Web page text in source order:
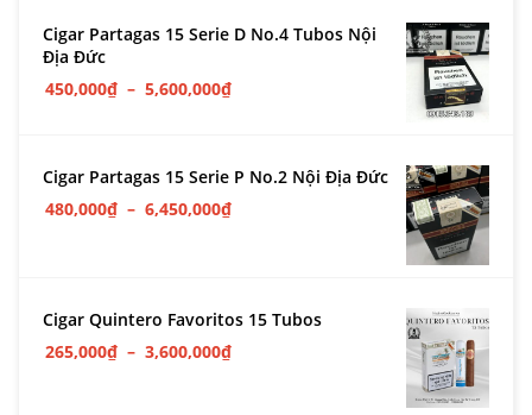
Cigar Partagas 15 Serie D No.4 Tubos Nội
Địa Đức
450,000₫ – 5,600,000₫
Cigar Partagas 15 Serie P No.2 Nội Địa Đức
480,000₫ – 6,450,000₫
Cigar Quintero Favoritos 15 Tubos
265,000₫ – 3,600,000₫